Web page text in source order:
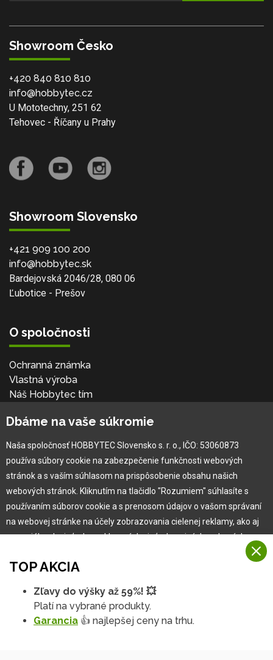
Showroom Česko
+420 840 810 810
info@hobbytec.cz
U Mototechny, 251 62
Tehovec - Říčany u Prahy
Showroom Slovensko
+421 909 100 200
info@hobbytec.sk
Bardejovská 2046/28, 080 06
Ľubotice - Prešov
O spoločnosti
Ochranná známka
Vlastná výroba
Náš Hobbytec tím
Naša história
Pre zákazníka
Garancia najlepšej ceny
Užívateľský manuál
Reklamácia
TOP AKCIA
Zľavy do výšky až 59%! 💥
Platí na vybrané produkty.
Garancia 👍 najlepšej ceny na trhu.
Dbáme na vaše súkromie
Naša spoločnosť HOBBYTEC Slovensko s. r. o., IČO: 53060873
používa súbory cookie na zabezpečenie funkčnosti webových
stránok a s vaším súhlasom na prispôsobenie obsahu našich
webových stránok. Kliknutím na tlačidlo "Rozumiem" súhlasíte s
používaním súborov cookie a s prenosom údajov o vašom správaní
na webovej stránke na účely zobrazovania cielenej reklamy, ako aj
na sociálnych sieťach a reklamných sieťach na iných webových
Viac informácií
Na našich webových stránkach používame niekoľko kategórií
Rozumiem